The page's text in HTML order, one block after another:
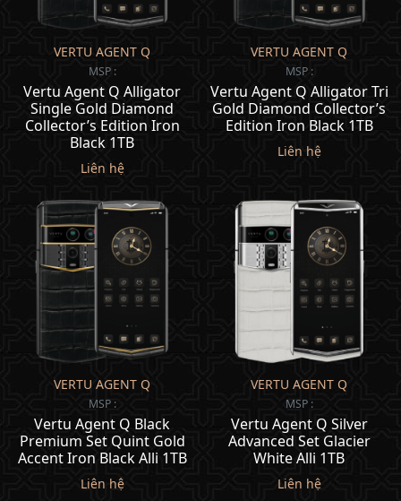
VERTU AGENT Q
MSP :
Vertu Agent Q Alligator
Single Gold Diamond
Collector’s Edition Iron
Black 1TB
Liên hệ
VERTU AGENT Q
MSP :
Vertu Agent Q Alligator Tri
Gold Diamond Collector’s
Edition Iron Black 1TB
Liên hệ
VERTU AGENT Q
MSP :
Vertu Agent Q Black
Premium Set Quint Gold
Accent Iron Black Alli 1TB
Liên hệ
VERTU AGENT Q
MSP :
Vertu Agent Q Silver
Advanced Set Glacier
White Alli 1TB
Liên hệ